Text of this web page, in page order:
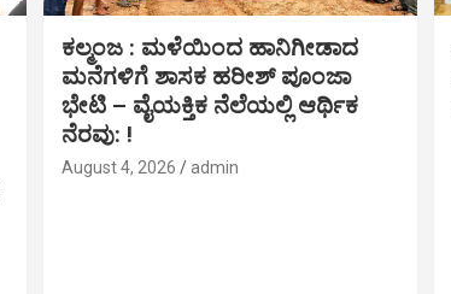
ಕಲ್ಮಂಜ : ಮಳೆಯಿಂದ ಹಾನಿಗೀಡಾದ
ಮನೆಗಳಿಗೆ ಶಾಸಕ ಹರೀಶ್ ಪೂಂಜಾ
ಭೇಟಿ – ವೈಯಕ್ತಿಕ ನೆಲೆಯಲ್ಲಿ ಆರ್ಥಿಕ‌
ನೆರವು: !
August 4, 2026 admin